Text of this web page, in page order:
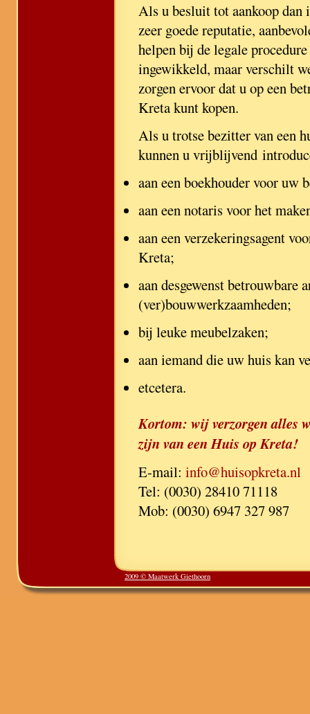
Als u besluit tot aankoop dan
zeer goede reputatie,
helpen bij de legale
ingewikkeld, maar verschilt
zorgen ervoor dat u op een
Kreta kunt kopen.
Als u trotse bezitter van een
kunnen u vrijblijvend
aan een boekhouder voor uw
aan een notaris voor het
aan een verzekeringsagent
Kreta;
aan desgewenst betrouwbare
(ver)bouwwerkzaamheden;
bij leuke meubelzaken;
aan iemand die uw huis kan
etcetera.
Kortom: wij verzorgen alles
zijn van een Huis op Kreta!
E-mail: info@huisopkreta.nl
Tel: (0030) 28410 71118
Mob: (0030) 6947 327 987
2009 © Maatwerk Giethoorn